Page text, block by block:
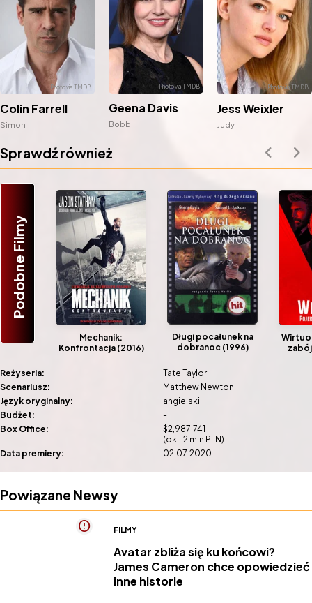
Colin Farrell
Simon
Geena Davis
Bobbi
Jess Weixler
Judy
Sprawdź również
Podobne Filmy
Mechanik:
Konfrontacja (2016)
Długi pocałunek na
dobranoc (1996)
Reżyseria:
Tate Taylor
Scenariusz:
Matthew Newton
Język oryginalny:
angielski
Budżet:
-
Box Office:
$2,987,741
(ok. 12 mln PLN)
Data premiery:
02.07.2020
Powiązane Newsy
FILMY
Avatar zbliża się ku końcowi?
James Cameron chce opowiedzieć
inne historie